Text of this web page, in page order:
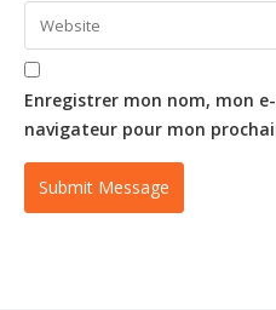
Enregistrer mon nom, mon
navigateur pour mon